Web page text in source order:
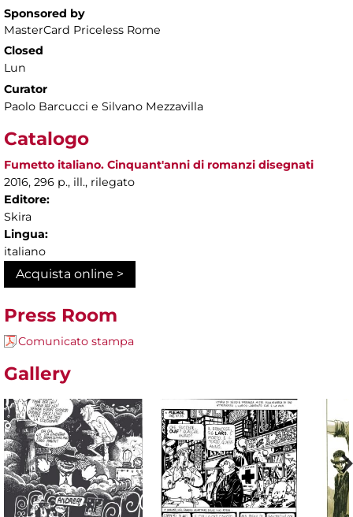
Sponsored by
MasterCard Priceless Rome
Closed
Lun
Curator
Paolo Barcucci e Silvano Mezzavilla
Catalogo
Fumetto italiano. Cinquant'anni di romanzi disegnati
2016, 296 p., ill., rilegato
Editore:
Skira
Lingua:
italiano
Acquista online >
Press Room
Comunicato stampa
Gallery